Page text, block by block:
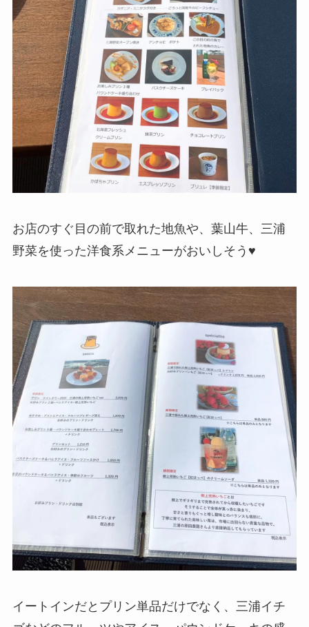
お店のすぐ目の前で取れた地魚や、葉山牛、三浦
野菜を使った洋食系メニューがおいしそう♥
イートインだとプリン単品だけでなく、三浦イチ